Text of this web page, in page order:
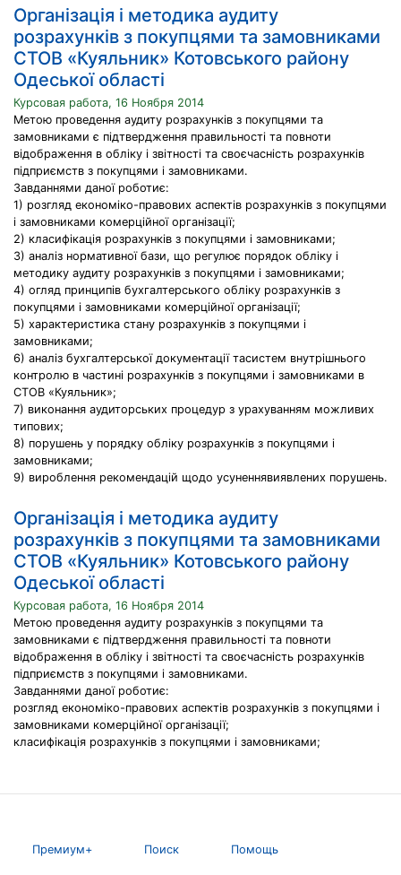
Організація і методика аудиту
розрахунків з покупцями та замовниками
СТОВ «Куяльник» Котовського району
Одеської області
Курсовая работа, 16 Ноября 2014
Метою проведення аудиту розрахунків з покупцями та
замовниками є підтвердження правильності та повноти
відображення в обліку і звітності та своєчасність розрахунків
підприємств з покупцями і замовниками.
Завданнями даної роботиє:
1) розгляд економіко-правових аспектів розрахунків з покупцями
і замовниками комерційної організації;
2) класифікація розрахунків з покупцями і замовниками;
3) аналіз нормативної бази, що регулює порядок обліку і
методику аудиту розрахунків з покупцями і замовниками;
4) огляд принципів бухгалтерського обліку розрахунків з
покупцями і замовниками комерційної організації;
5) характеристика стану розрахунків з покупцями і
замовниками;
6) аналіз бухгалтерської документації тасистем внутрішнього
контролю в частині розрахунків з покупцями і замовниками в
СТОВ «Куяльник»;
7) виконання аудиторських процедур з урахуванням можливих
типових;
8) порушень у порядку обліку розрахунків з покупцями і
замовниками;
9) вироблення рекомендацій щодо усуненнявиявлених порушень.
Організація і методика аудиту
розрахунків з покупцями та замовниками
СТОВ «Куяльник» Котовського району
Одеської області
Курсовая работа, 16 Ноября 2014
Метою проведення аудиту розрахунків з покупцями та
замовниками є підтвердження правильності та повноти
відображення в обліку і звітності та своєчасність розрахунків
підприємств з покупцями і замовниками.
Завданнями даної роботиє:
розгляд економіко-правових аспектів розрахунків з покупцями і
замовниками комерційної організації;
класифікація розрахунків з покупцями і замовниками;
Премиум+ Поиск Помощь